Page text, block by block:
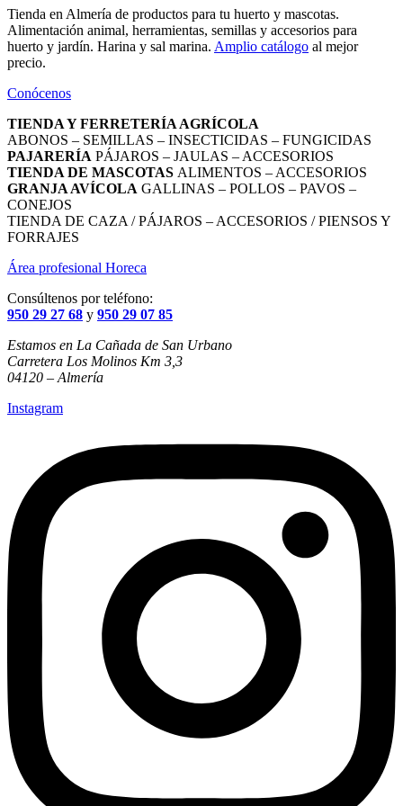
Tienda en Almería de productos para tu huerto y mascotas.
Alimentación animal, herramientas, semillas y accesorios para
huerto y jardín. Harina y sal marina. Amplio catálogo al mejor
precio.
Conócenos
TIENDA Y FERRETERÍA AGRÍCOLA
ABONOS – SEMILLAS – INSECTICIDAS – FUNGICIDAS
PAJARERÍA PÁJAROS – JAULAS – ACCESORIOS
TIENDA DE MASCOTAS ALIMENTOS – ACCESORIOS
GRANJA AVÍCOLA GALLINAS – POLLOS – PAVOS –
CONEJOS
TIENDA DE CAZA / PÁJAROS – ACCESORIOS / PIENSOS Y
FORRAJES
Área profesional Horeca
Consúltenos por teléfono:
950 29 27 68 y 950 29 07 85
Estamos en La Cañada de San Urbano
Carretera Los Molinos Km 3,3
04120 – Almería
Instagram